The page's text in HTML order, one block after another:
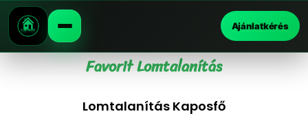
Ajánlatkérés
Favorit Lomtalanítás
Lomtalanítás Kaposfő